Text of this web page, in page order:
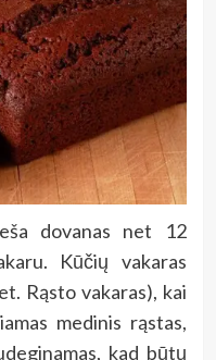
dovanas net 12
Kūčių vakaras
Rąsto vakaras), kai
medinis rąstas,
kad būtų